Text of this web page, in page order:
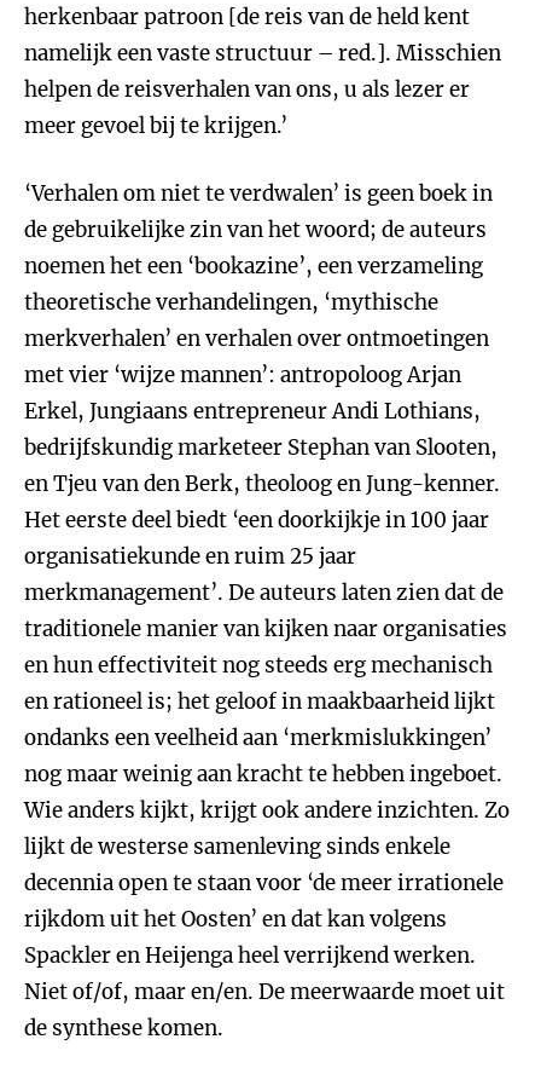
herkenbaar patroon [de reis van de held kent
namelijk een vaste structuur – red.]. Misschien
helpen de reisverhalen van ons, u als lezer er
meer gevoel bij te krijgen.’
‘Verhalen om niet te verdwalen’ is geen boek in
de gebruikelijke zin van het woord; de auteurs
noemen het een ‘bookazine’, een verzameling
theoretische verhandelingen, ‘mythische
merkverhalen’ en verhalen over ontmoetingen
met vier ‘wijze mannen’: antropoloog Arjan
Erkel, Jungiaans entrepreneur Andi Lothians,
bedrijfskundig marketeer Stephan van Slooten,
en Tjeu van den Berk, theoloog en Jung-kenner.
Het eerste deel biedt ‘een doorkijkje in 100 jaar
organisatiekunde en ruim 25 jaar
merkmanagement’. De auteurs laten zien dat de
traditionele manier van kijken naar organisaties
en hun effectiviteit nog steeds erg mechanisch
en rationeel is; het geloof in maakbaarheid lijkt
ondanks een veelheid aan ‘merkmislukkingen’
nog maar weinig aan kracht te hebben ingeboet.
Wie anders kijkt, krijgt ook andere inzichten. Zo
lijkt de westerse samenleving sinds enkele
decennia open te staan voor ‘de meer irrationele
rijkdom uit het Oosten’ en dat kan volgens
Spackler en Heijenga heel verrijkend werken.
Niet of/of, maar en/en. De meerwaarde moet uit
de synthese komen.